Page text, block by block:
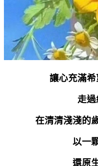
讓心充滿希
走過
在清清淺淺的
以一
還原